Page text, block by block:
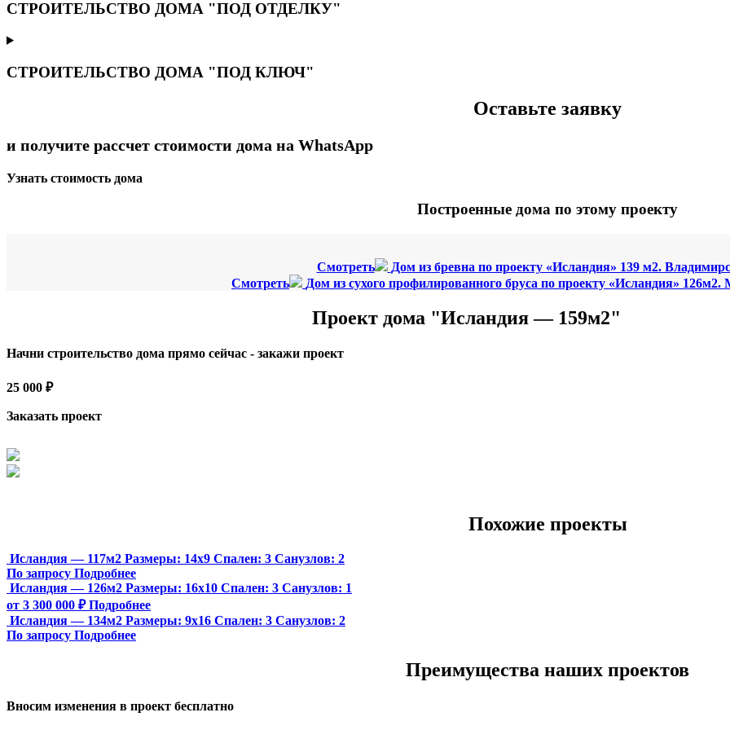
СТРОИТЕЛЬСТВО ДОМА "ПОД ОТДЕЛКУ"
СТРОИТЕЛЬСТВО ДОМА "ПОД КЛЮЧ"
Оставьте заявку
и получите рассчет стоимости дома на WhatsApp
Узнать стоимость дома
Построенные дома по этому проекту
Смотреть
Дом из бревна по проекту «Исландия» 139 м2.
Смотреть
Дом из сухого профилированного бруса по проекту «Исландия»
Проект дома "Исландия — 159м2"
Начни строительство дома прямо сейчас - закажи проект
25 000 ₽
Заказать проект
Похожие проекты
Исландия — 117м2 Размеры: 14х9 Спален: 3 Санузлов: 2
По запросу Подробнее
Исландия — 126м2 Размеры: 16х10 Спален: 3 Санузлов: 1
от 3 300 000 ₽ Подробнее
Исландия — 134м2 Размеры: 9х16 Спален: 3 Санузлов: 2
По запросу Подробнее
Преимущества наших проектов
Вносим изменения в проект бесплатно